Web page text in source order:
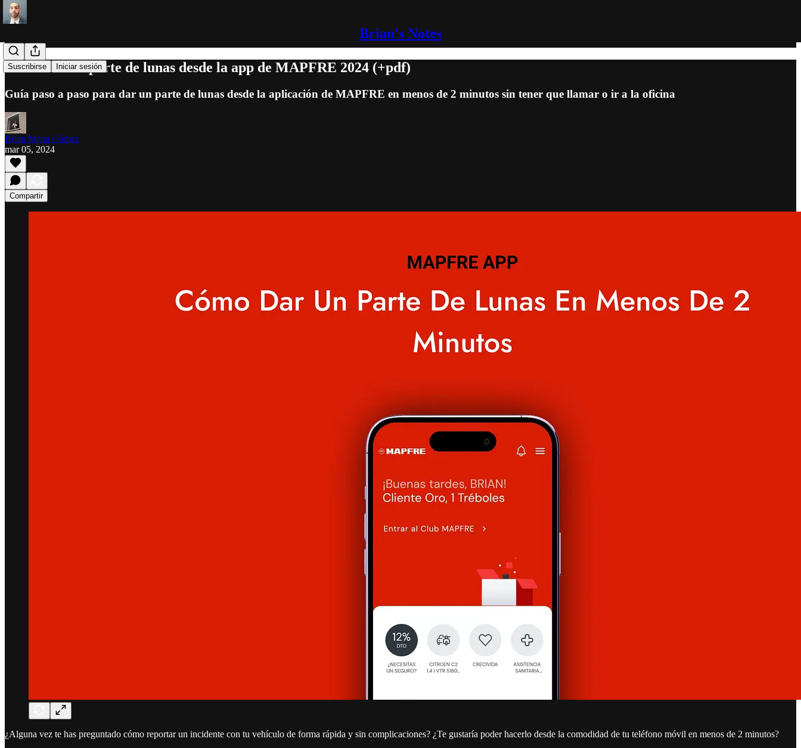
Brian's Notes
Suscribirse Iniciar sesión
Cómo dar un parte de lunas desde la app de MAPFRE 2024 (+pdf)
Guía paso a paso para dar un parte de lunas desde la aplicación de MAPFRE en menos de 2 minutos sin tener que llamar o ir a la oficina
Brian Mena Gómez
mar 05, 2024
Compartir
¿Alguna vez te has preguntado cómo reportar un incidente con tu vehículo de forma rápida y sin complicaciones? ¿Te gustaría poder hacerlo desde la comodidad de tu teléfono móvil en menos de 2 minutos?